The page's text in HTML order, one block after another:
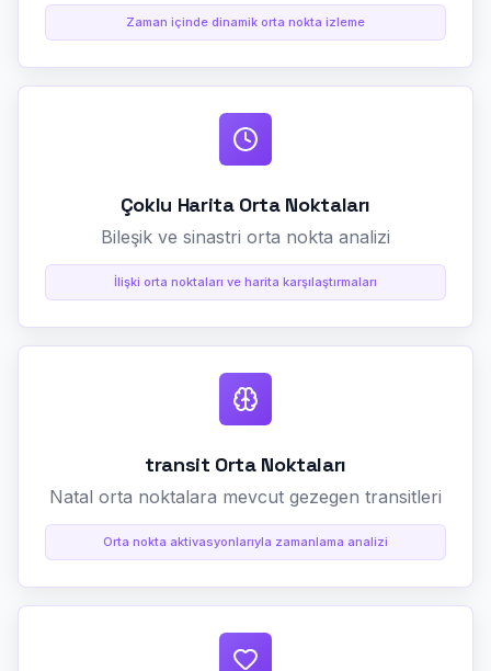
Zaman içinde dinamik orta nokta izleme
Çoklu Harita Orta Noktaları
Bileşik ve sinastri orta nokta analizi
İlişki orta noktaları ve harita karşılaştırmaları
transit Orta Noktaları
Natal orta noktalara mevcut gezegen transitleri
Orta nokta aktivasyonlarıyla zamanlama analizi